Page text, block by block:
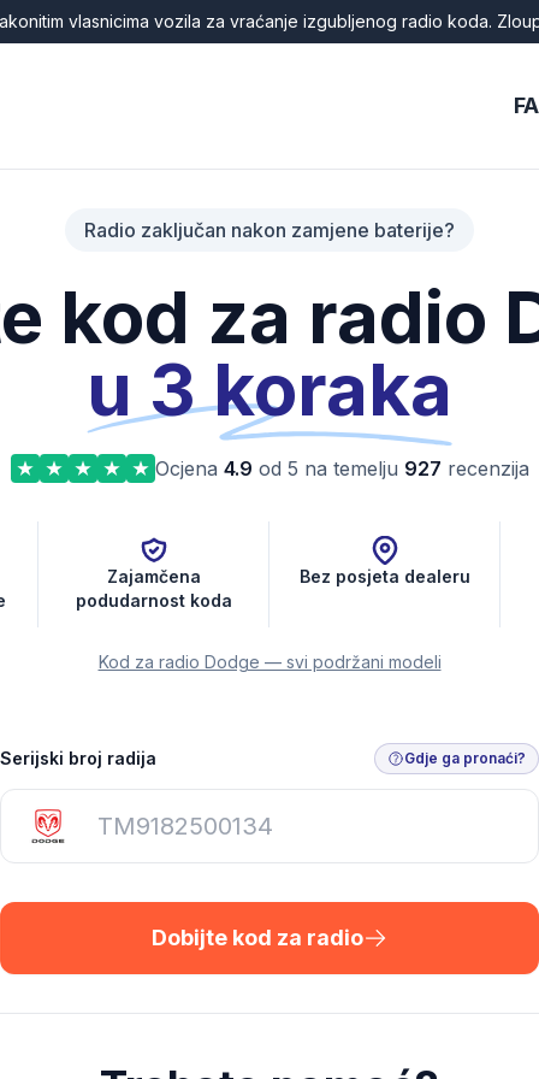
vlasnicima vozila za vraćanje izgubljenog radio koda.
Radio zaključan nakon zamjene baterije?
kod za radio
u 3 koraka
Ocjena 4.9 od 5 na temelju 927 recenzija
Zajamčena
podudarnost koda
Bez posjeta dealeru
Kod za radio Dodge — svi podržani modeli
Serijski broj radija Gdje ga pronaći?
Dobijte kod za radio